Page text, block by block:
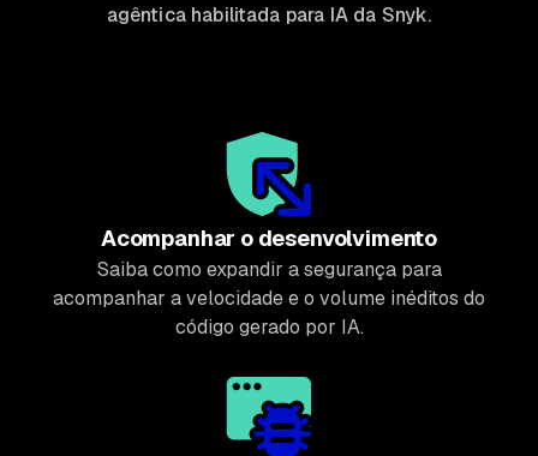
agêntica habilitada para IA da Snyk.
Acompanhar o desenvolvimento
Saiba como expandir a segurança para
acompanhar a velocidade e o volume inéditos do
código gerado por IA.